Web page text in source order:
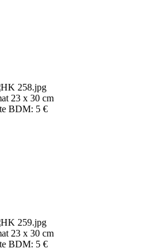
23 x 30 cm
BDM: 5 €
23 x 30 cm
BDM: 5 €